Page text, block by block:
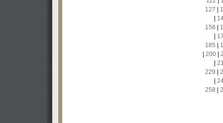
127
156
185
200|
229
258